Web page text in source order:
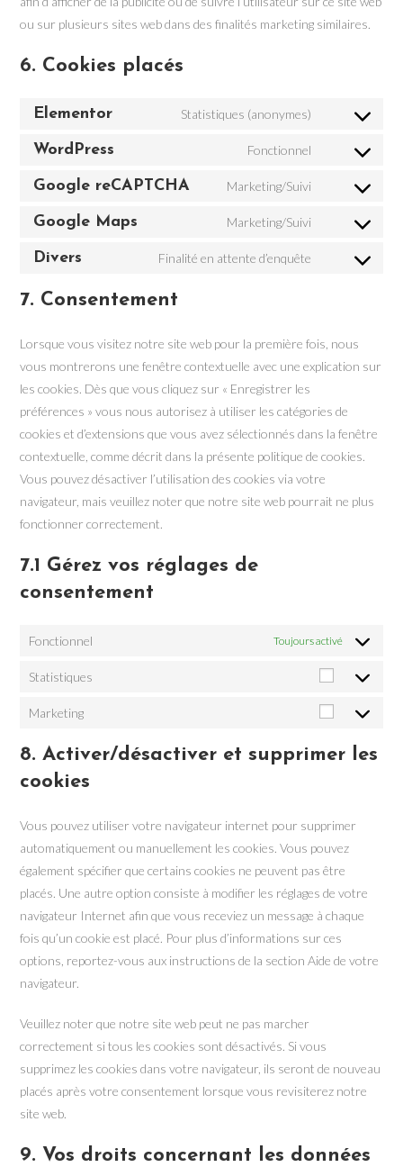
ou sur plusieurs sites web dans des finalités marketing similaires.
6. Cookies placés
Elementor Statistiques (anonymes)
Consent
elementor
WordPress Fonctionnel
Consent
wordpress
Google reCAPTCHA Marketing/Suivi
Consent
google-
Google Maps Marketing/Suivi
Consent
Divers Finalité en attente d’enquête
Consent
7. Consentement
Lorsque vous visitez notre site web pour la première fois, nous
vous montrerons une fenêtre contextuelle avec une explication sur
les cookies. Dès que vous cliquez sur « Enregistrer les
préférences » vous nous autorisez à utiliser les catégories de
cookies et d’extensions que vous avez sélectionnés dans la fenêtre
contextuelle, comme décrit dans la présente politique de cookies.
Vous pouvez désactiver l’utilisation des cookies via votre
navigateur, mais veuillez noter que notre site web pourrait ne plus
fonctionner correctement.
7.1 Gérez vos réglages de
consentement
Fonctionnel Toujours activé
Statistiques
Marketing
Marketing
8. Activer/désactiver et supprimer les
cookies
Vous pouvez utiliser votre navigateur internet pour supprimer
automatiquement ou manuellement les cookies. Vous pouvez
également spécifier que certains cookies ne peuvent pas être
placés. Une autre option consiste à modifier les réglages de votre
navigateur Internet afin que vous receviez un message à chaque
fois qu’un cookie est placé. Pour plus d’informations sur ces
options, reportez-vous aux instructions de la section Aide de votre
navigateur.
Veuillez noter que notre site web peut ne pas marcher
correctement si tous les cookies sont désactivés. Si vous
supprimez les cookies dans votre navigateur, ils seront de nouveau
placés après votre consentement lorsque vous revisiterez notre
site web.
9. Vos droits concernant les données